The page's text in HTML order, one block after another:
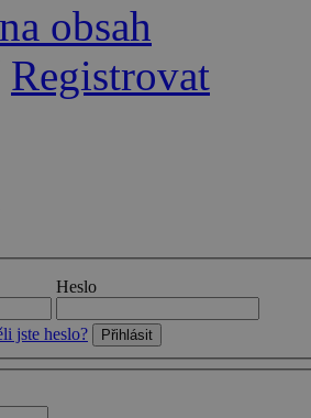
obsah
Registrovat
Heslo
jste heslo?